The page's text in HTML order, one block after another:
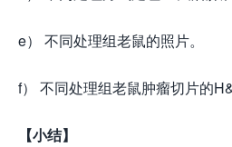
e） 不同处理组老鼠的照片。
f） 不同处理组老鼠肿瘤切片的
【小结】